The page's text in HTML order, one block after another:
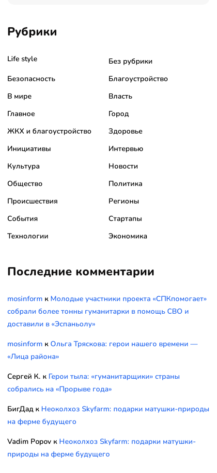
Рубрики
Life style
Без рубрики
Безопасность
Благоустройство
В мире
Власть
Главное
Город
ЖКХ и благоустройство
Здоровье
Инициативы
Интервью
Культура
Новости
Общество
Политика
Происшествия
Регионы
События
Стартапы
Технологии
Экономика
Последние комментарии
mosinform к Молодые участники проекта «СПКпомогает»
собрали более тонны гуманитарки в помощь СВО и
доставили в «Эспаньолу»
mosinform к Ольга Тряскова: герои нашего времени —
«Лица района»
Сергей К. к Герои тыла: «гуманитарщики» страны
собрались на «Прорыве года»
БигДад к Неоколхоз Skyfarm: подарки матушки-природы
на ферме будущего
Vadim Popov к Неоколхоз Skyfarm: подарки матушки-
природы на ферме будущего